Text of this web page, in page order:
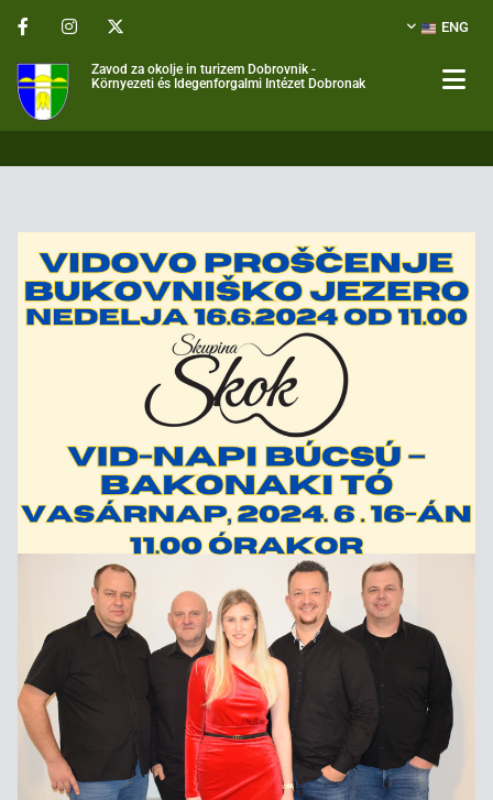
ENG
Zavod za okolje in turizem Dobrovnik -
Környezeti és Idegenforgalmi Intézet Dobronak